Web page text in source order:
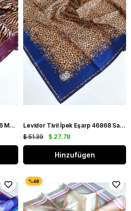
Levidor Tivil İpek Eşarp 46856 Mürdüm Rengi Karışık Desen
Levidor Tivil İpek Eşarp 46868 Saks Mavisi Karışık Desen
$ 27.78
$ 51.39
Hinzufügen